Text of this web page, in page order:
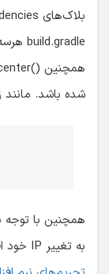
build.gradle هرسه مخزن
همچنین
شده باشد. مانند
به تغییر IP خود اقدام کنید که در صفحه